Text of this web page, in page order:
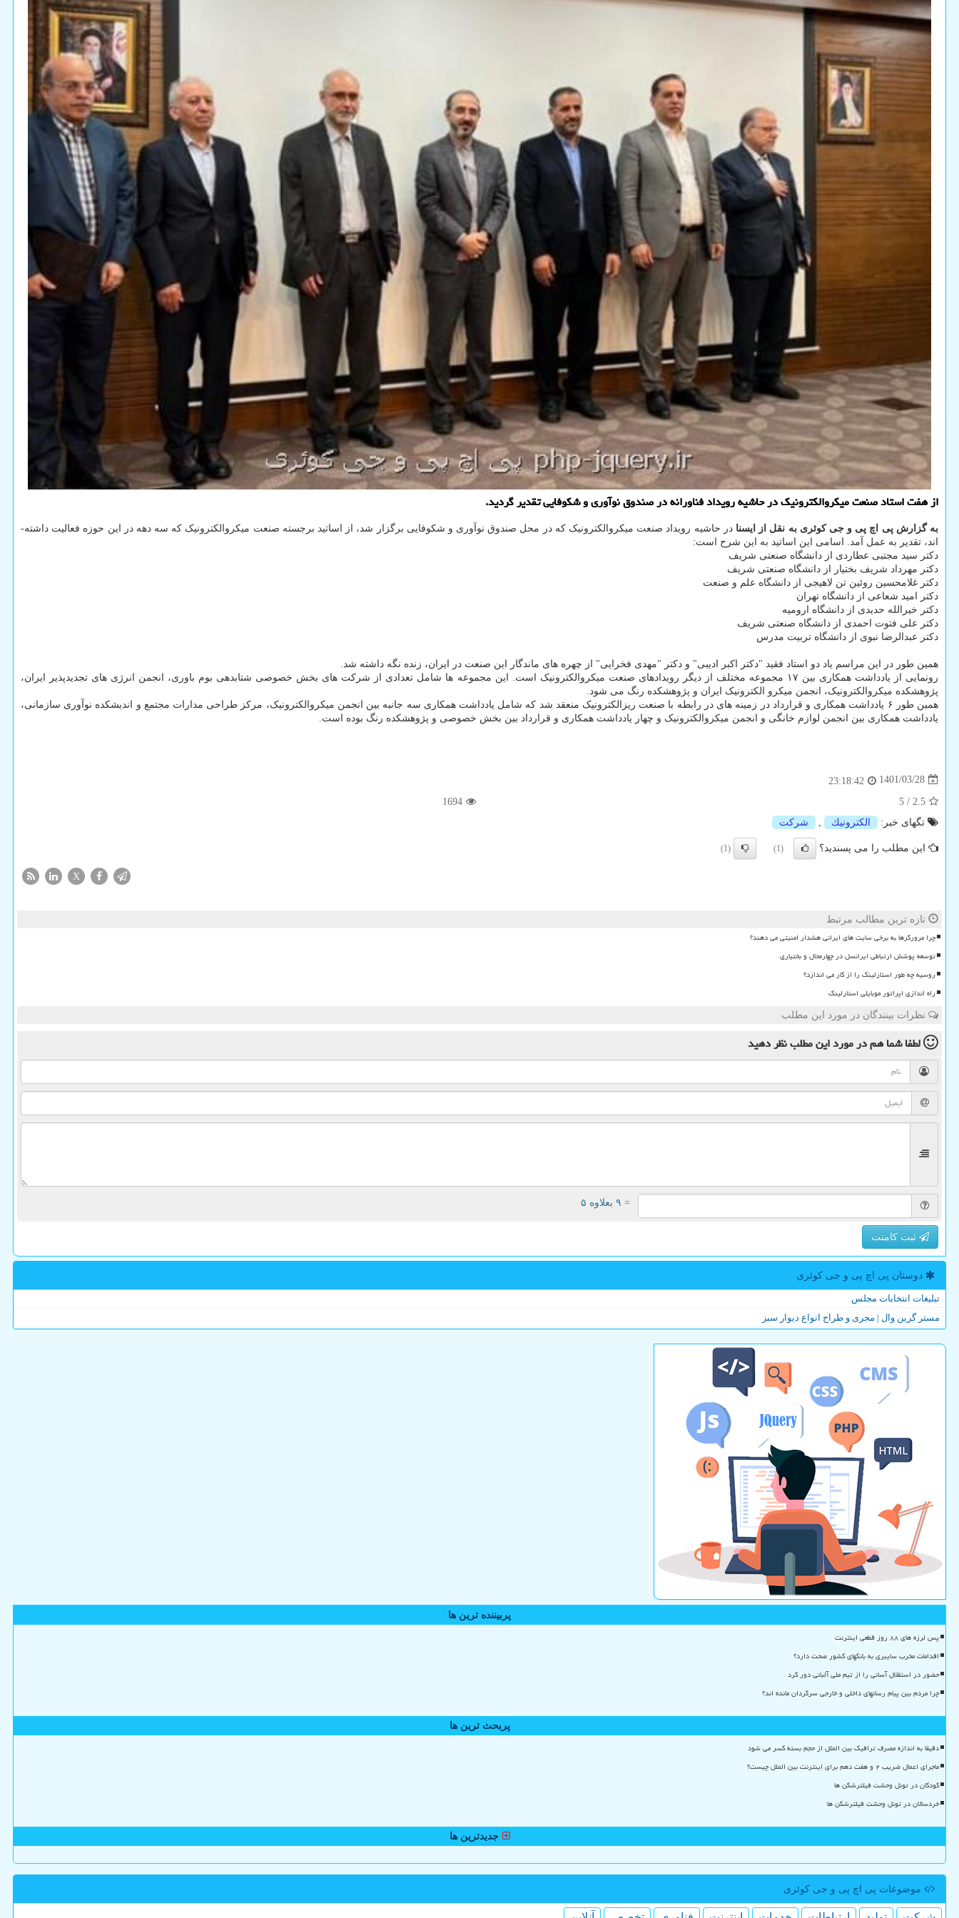
از هفت استاد صنعت میکروالکترونیک در حاشیه رویداد فناورانه در صندوق نوآوری و شکوفایی تقدیر گردید.
به گزارش پی اچ پی و جی کوئری به نقل از ایسنادر حاشیه رویداد صنعت میکروالکترونیک که در محل صندوق نوآوری و شکوفایی برگزار شد، از اساتید برجسته صنعت میکروالکترونیک که سه دهه در این حوزه فعالیت داشته­
اند، تقدیر به عمل آمد. اسامی این اساتید به این شرح است:
دکتر سید مجتبی عطاردی از دانشگاه صنعتی شریف
دکتر مهرداد شریف بختیار از دانشگاه صنعتی شریف
دکتر غلامحسین روئین تن لاهیجی از دانشگاه علم و صنعت
دکتر امید شعاعی از دانشگاه تهران
دکتر خیرالله حدیدی از دانشگاه ارومیه
دکتر علی فتوت احمدی از دانشگاه صنعتی شریف
دکتر عبدالرضا نبوی از دانشگاه تربیت مدرس
همین طور در این مراسم یاد دو استاد فقید "دکتر اکبر ادیبی" و دکتر "مهدی فخرایی" از چهره­ های ماندگار این صنعت در ایران، زنده نگه داشته شد.
رونمایی از یادداشت همکاری بین ۱۷ مجموعه مختلف از دیگر رویدادهای صنعت میکروالکترونیک است. این مجموعه ­ها شامل تعدادی از شرکت های بخش خصوصی شتابدهی بوم باوری، انجمن انرژی های تجدیدپذیر ایران،
پژوهشکده میکروالکترونیک، انجمن میکرو الکترونیک ایران و پژوهشکده رنگ می شود.
همین طور ۶ یادداشت همکاری و قرارداد در زمینه ­های در رابطه با صنعت ریزالکترونیک منعقد شد که شامل یادداشت همکاری سه جانبه بین انجمن میکروالکترونیک، مرکز طراحی مدارات مجتمع و اندیشکده نوآوری سازمانی،
یادداشت همکاری بین انجمن لوازم خانگی و انجمن میکروالکترونیک و چهار یادداشت همکاری و قرارداد بین بخش خصوصی و پژوهشکده رنگ بوده است.
1401/03/28
23:18:42
2.5
/
5
1694
تگهای خبر:
الكترونیك شركت
این مطلب را می پسندید؟ (1)
(1)
X
تازه ترین مطالب مرتبط
چرا مرورگرها به برخی سایت های ایرانی هشدار امنیتی می دهند؟
توسعه پوشش ارتباطی ایرانسل در چهارمحال و بختیاری
روسیه چه طور استارلینک را از کار می اندازد؟
راه اندازی اپراتور موبایلی استارلینک
نظرات بینندگان در مورد این مطلب
لطفا شما همدر مورد این مطلبنظر دهید
= ۹ بعلاوه ۵
ثبت کامنت
دوستان پی اچ پی و جی كوئری
تبلیغات انتخابات مجلس
مستر گرین وال | مجری و طراح انواع دیوار سبز
پربیننده ترین ها
پس لرزه های ۸۸ روز قطعی اینترنت
اقدامات مخرب سایبری به بانکهای کشور صحت دارد؟
حضور در استقلال آسانی را از تیم ملی آلبانی دور کرد
چرا مردم بین پیام رسانهای داخلی و خارجی سرگردان مانده اند؟
پربحث ترین ها
دقیقا به اندازه مصرف ترافیک بین الملل از حجم بسته کسر می شود
ماجرای اعمال ضریب ۲ و هفت دهم برای اینترنت بین الملل چیست؟
کودکان در تونل وحشت فیلترشکن ها
خردسالان در تونل وحشت فیلترشکن ها
جدیدترین ها
موضوعات پی اچ پی و جی كوئری